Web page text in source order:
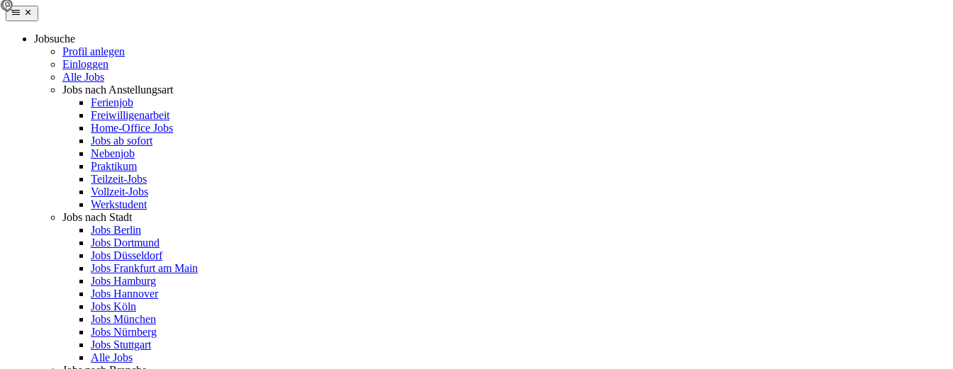
Jobsuche
Profil anlegen
Einloggen
Alle Jobs
Jobs nach Anstellungsart
Ferienjob
Freiwilligenarbeit
Home-Office Jobs
Jobs ab sofort
Nebenjob
Praktikum
Teilzeit-Jobs
Vollzeit-Jobs
Werkstudent
Jobs nach Stadt
Jobs Berlin
Jobs Dortmund
Jobs Düsseldorf
Jobs Frankfurt am Main
Jobs Hamburg
Jobs Hannover
Jobs Köln
Jobs München
Jobs Nürnberg
Jobs Stuttgart
Alle Jobs